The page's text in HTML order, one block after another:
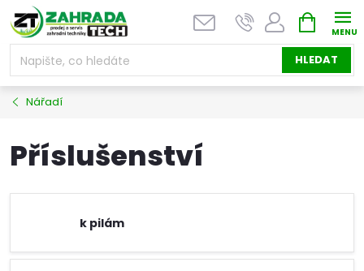
Přejít
na
obsah
HLEDAT
NÁKUPNÍ
KOŠÍK
Nářadí
Příslušenství
k pilám